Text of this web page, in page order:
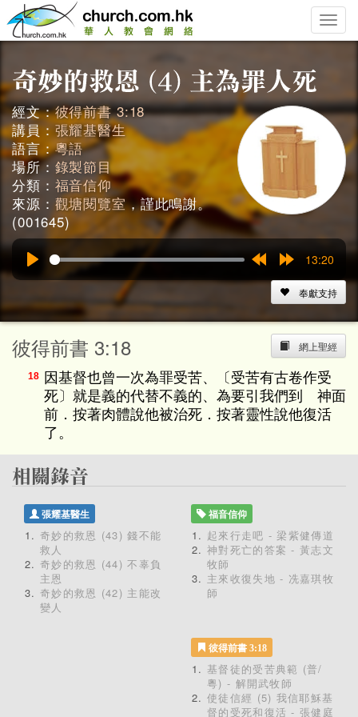
Toggle
經文：彼得前書 3:18
講員：張耀基醫生
語言：粵語
場所： 錄製節目
分類： 福音信仰
來源： 觀塘閱覽室，謹此鳴謝。
(001645)
15s
13:20
奉獻支持
網上聖經
彼得前書 3:18
18
因基督也曾一次為罪受苦、〔受苦有古卷作受
死〕就是義的代替不義的、為要引我們到 神面
前．按著肉體說他被治死．按著靈性說他復活
了。
張耀基醫生
奇妙的救恩 (43) 錢不能
救人
奇妙的救恩 (44) 不辜負
主恩
奇妙的救恩 (42) 主能改
變人
福音信仰
起來行走吧 - 梁紫健傳道
神對死亡的答案 - 黃志文
牧師
主來收復失地 - 冼嘉琪牧
師
彼得前書 3:18
基督徒的受苦典範 (普/
粵) - 解開武牧師
使徒信經 (5) 我信耶穌基
督的受死和復活 - 張健庭